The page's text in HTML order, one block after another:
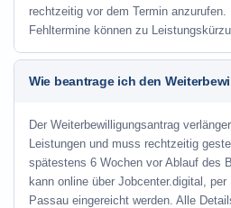
rechtzeitig vor dem Termin anzurufen.
Fehltermine können zu
Wie beantrage ich den
Der Weiterbewilligungsantrag
Leistungen und muss rechtzeitig
spätestens 6 Wochen vor Ablauf des
kann online über Jobcenter.digital,
Passau eingereicht werden. Alle